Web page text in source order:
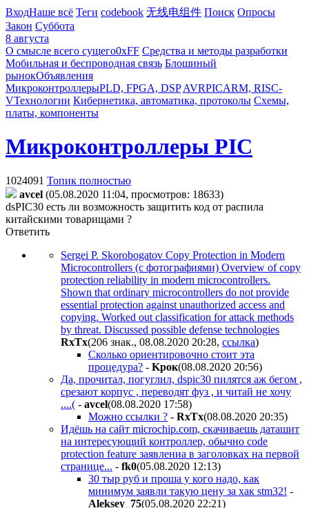
ВходНаше всё Теги codebook 无线电组件 Поиск Опросы
Закон Суббота
8 августа
О смысле всего сущего0xFF Средства и методы разработки
Мобильная и беспроводная связь Блошиный
рынокОбъявления
МикроконтроллерыPLD, FPGA, DSP AVRPICARM, RISC-
VТехнологии Кибернетика, автоматика, протоколы Схемы,
платы, компоненты
Микроконтроллеры PIC
1024091 Топик полностью
avcel (05.08.2020 11:04, просмотров: 18633)
dsPIC30 есть ли возможность защитить код от распила
китайскими товарищами ?
Ответить
Sergei P. Skorobogatov Copy Protection in Modern
Microcontrollers (с фотографиями) Overview of copy
protection reliability in modern microcontrollers.
Shown that ordinary microcontrollers do not provide
essential protection against unauthorized access and
copying. Worked out classification for attack methods
by threat. Discussed possible defense technologies
RxTx(206 знак., 08.08.2020 20:28, ссылка)
Сколько ориентировочно стоит эта
процедура? - Kpoк(08.08.2020 20:56)
Да, прочитал, погуглил, dspic30 пилятся аж бегом ,
срезают корпус , переводят фуз , и читай не хочу
....( - avcel(08.08.2020 17:58)
Можно ссылки ? - RxTx(08.08.2020 20:35)
Идёшь на сайт microchip.com, скачиваешь даташит
на интересующий контроллер, обычно code
protection feature заявлениа в заголовках на первой
странице... - fk0(05.08.2020 12:13)
30 тыр руб и проша у кого надо, как
минимум заявли такую цену за хак stm32! -
Aleksey_75(05.08.2020 22:21)